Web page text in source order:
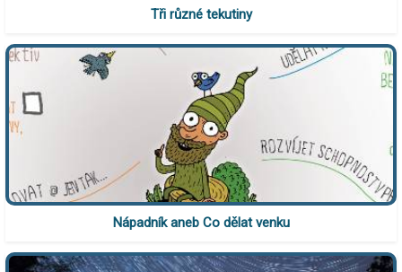
Tři různé tekutiny
Nápadník aneb Co dělat venku